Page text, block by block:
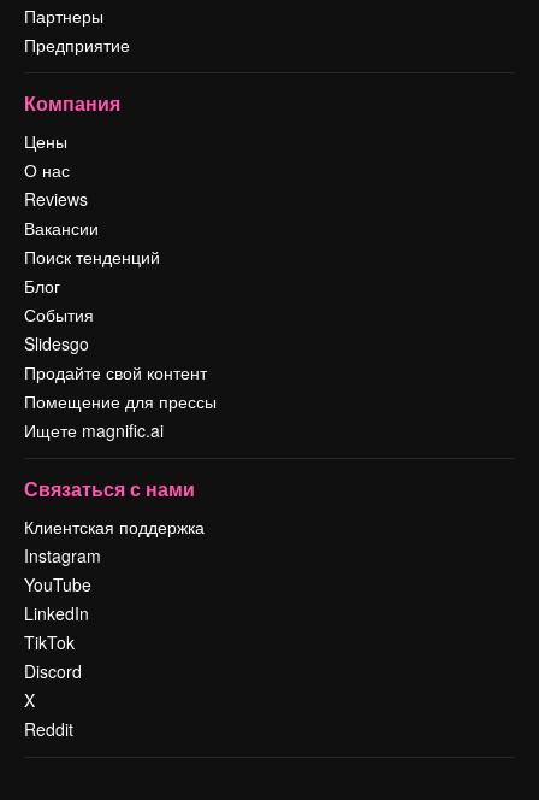
Партнеры
Предприятие
Компания
Цены
О нас
Reviews
Вакансии
Поиск тенденций
Блог
События
Slidesgo
Продайте свой контент
Помещение для прессы
Ищете magnific.ai
Связаться с нами
Клиентская поддержка
Instagram
YouTube
LinkedIn
TikTok
Discord
X
Reddit